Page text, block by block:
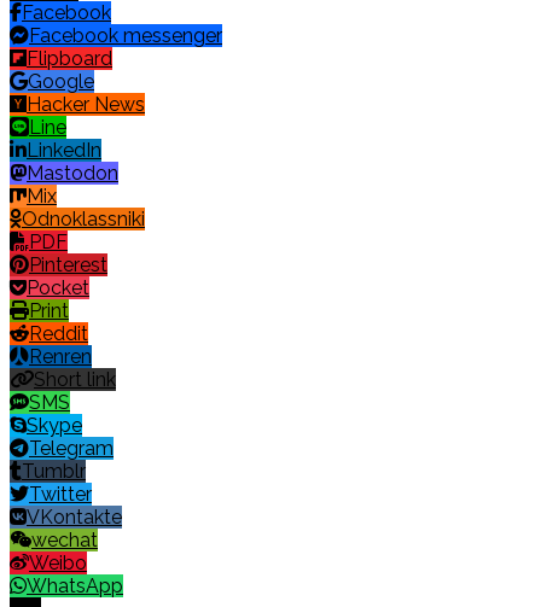
Facebook
Facebook messenger
Flipboard
Google
Hacker News
Line
LinkedIn
Mastodon
Mix
Odnoklassniki
PDF
Pinterest
Pocket
Print
Reddit
Renren
Short link
SMS
Skype
Telegram
Tumblr
Twitter
VKontakte
wechat
Weibo
WhatsApp